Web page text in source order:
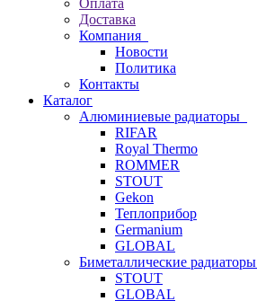
Оплата
Доставка
Компания
Новости
Политика
Контакты
Каталог
Алюминиевые радиаторы
RIFAR
Royal Thermo
ROMMER
STOUT
Gekon
Теплоприбор
Germanium
GLOBAL
Биметаллические радиаторы
STOUT
GLOBAL